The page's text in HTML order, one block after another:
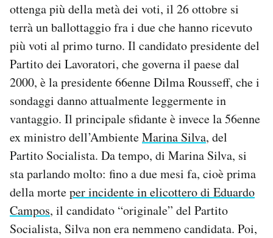
CALENDARIO
AREA PERSONALE
Area Personale
Newsletter
Notifiche mobile
Regala il Post
Hai bisogno di aiuto?
ottenga più della metà dei voti, il 26 ottobre si
terrà un ballottaggio fra i due che hanno ricevuto
più voti al primo turno. Il candidato presidente del
Partito dei Lavoratori, che governa il paese dal
2000, è la presidente 66enne Dilma Rousseff, che i
sondaggi danno attualmente leggermente in
vantaggio. Il principale sfidante è invece la 56enne
ex ministro dell’AmbienteMarina Silva, del
Partito Socialista. Da tempo, di Marina Silva, si
sta parlando molto: fino a due mesi fa, cioè prima
della morteper incidente in elicottero di Eduardo
Campos, il candidato “originale” del Partito
Socialista, Silva non era nemmeno candidata. Poi,